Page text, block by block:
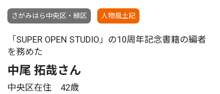
さがみはら中央区・緑区 人物風土記
「SUPER OPEN STUDIO」の10周年記念書籍の編者
を務めた
中尾 拓哉さん
中央区在住 42歳